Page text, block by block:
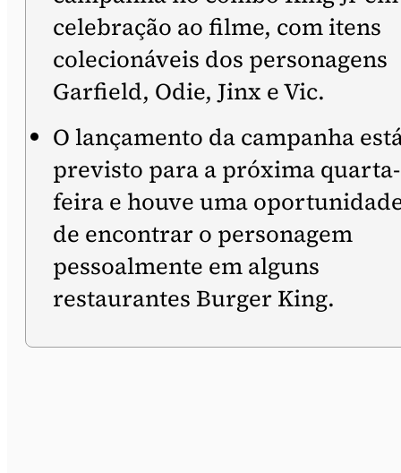
celebração ao filme, com itens
colecionáveis dos personagens
Garfield, Odie, Jinx e Vic.
O lançamento da campanha
previsto para a próxima quarta-
feira e houve uma
de encontrar o personagem
pessoalmente em alguns
restaurantes Burger King.